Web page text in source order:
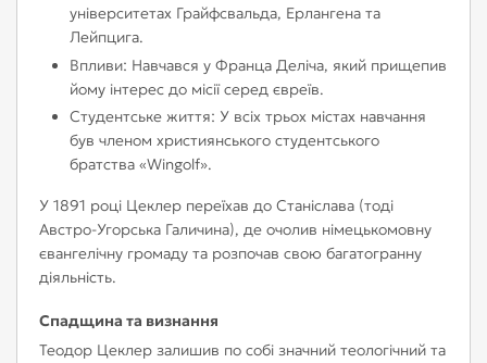
університетах Грайфсвальда, Ерлангена та
Лейпцига.
Впливи: Навчався у Франца Деліча, який прищепив
йому інтерес до місії серед євреїв.
Студентське життя: У всіх трьох містах навчання
був членом християнського студентського
братства «Wingolf».
У 1891 році Цеклер переїхав до Станіслава (тоді
Австро-Угорська Галичина), де очолив німецькомовну
євангелічну громаду та розпочав свою багатогранну
діяльність.
Спадщина та визнання
Теодор Цеклер залишив по собі значний теологічний та